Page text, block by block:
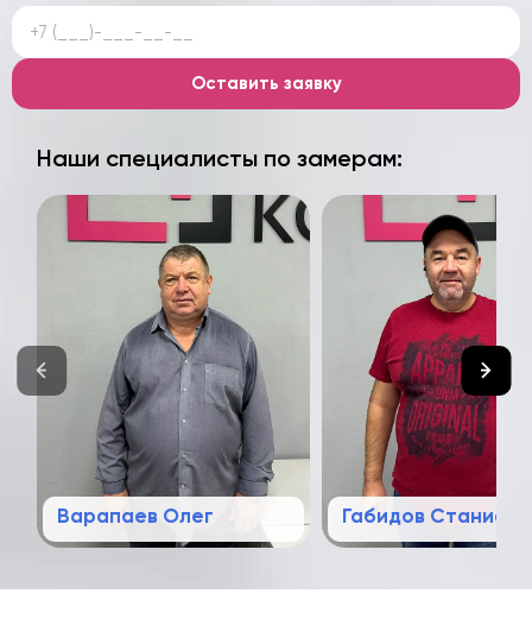
Оставить заявку
Наши специалисты по замерам:
Варапаев Олег Габидов